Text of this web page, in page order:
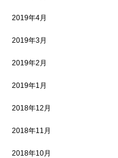
2019年4月
2019年3月
2019年2月
2019年1月
2018年12月
2018年11月
2018年10月